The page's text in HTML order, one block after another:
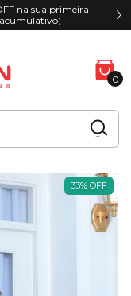
na sua primeira
0
33% OFF